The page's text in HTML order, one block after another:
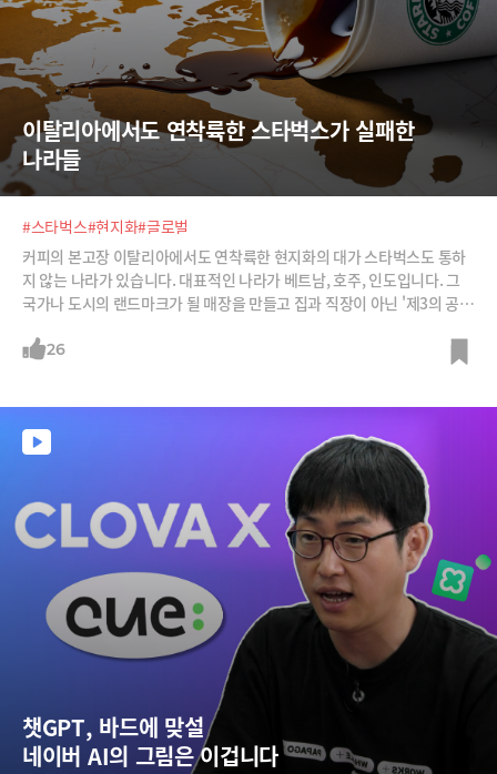
이탈리아에서도 연착륙한 스타벅스가 실패한
나라들
#스타벅스#현지화#글로벌
커피의 본고장 이탈리아에서도 연착륙한 현지화의 대가 스타벅스도 통하
지 않는 나라가 있습니다. 대표적인 나라가 베트남, 호주, 인도입니다. 그
국가나 도시의 랜드마크가 될 매장을 만들고 집과 직장이 아닌 '제3의 공간
요?26
챗GPT, 바드에 맞설
네이버 AI의 그림은 이겁니다